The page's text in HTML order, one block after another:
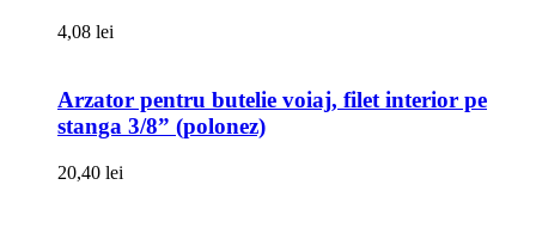
4,08 lei
Arzator pentru butelie voiaj, filet interior pe
stanga 3/8” (polonez)
20,40 lei